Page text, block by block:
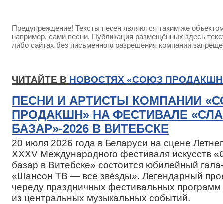
Предупреждение! Тексты песен являются таким же
например, сами песни. Публикация размещённых здесь
либо сайтах без письменного разрешения компании
ЧИТАЙТЕ В НОВОСТЯХ «СОЮЗ
ПЕСНИ И АРТИСТЫ КОМПАНИИ
ПРОДАКШН» НА ФЕСТИВАЛЕ
БАЗАР»-2026 В ВИТЕБСКЕ
20 июля 2026 года в Беларуси на сцене
XXXV Международного фестиваля искусств
базар в Витебске» состоится юбилейный
«Шансон ТВ — все звёзды». Легендарный
череду праздничных фестивальных программ
из центральных музыкальных событий.